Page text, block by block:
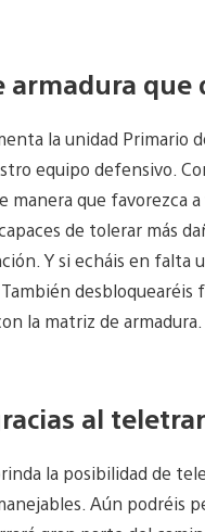
armadura que
la unidad Primario
equipo defensivo.
manera que favorezca
de tolerar más
Y si echáis en falta
la matriz de armadura.
al
la posibilidad de
Aún podréis